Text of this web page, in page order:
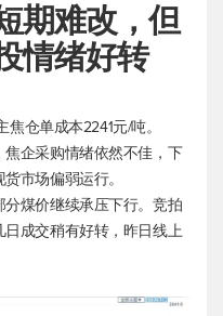
期难改，但
情绪好转
仓单成本2241元/吨。
企采购情绪依然不佳，下
市场偏弱运行。
煤价继续承压下行。竞拍
成交稍有好转，昨日线上